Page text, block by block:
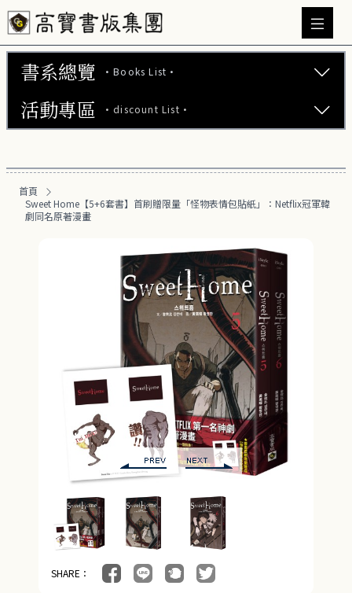
書系總覽 ·Books List·
文學小說 (737)
商業財經 (100)
活動專區 ·discount List·
【2本7折】高寶小說系列全圖鑑書展
【66折】高寶小說系列全圖鑑書展
首頁
Sweet Home【5+6套書】首刷贈限量「怪物表情包貼紙」：Netflix冠軍韓
劇同名原著漫畫
SHARE：